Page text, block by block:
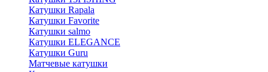
Катушки Rapala
Катушки Favorite
Катушки salmo
Катушки ELEGANCE
Катушки Guru
Матчевые катушки